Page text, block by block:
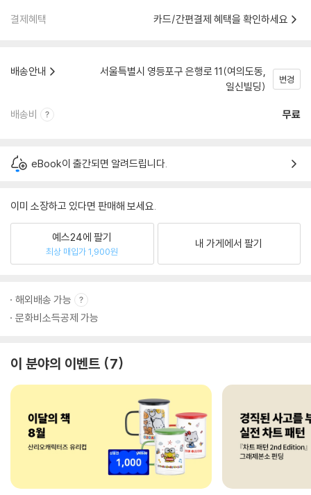
결제혜택 카드/간편결제 혜택을 확인하세요
배송안내
서울특별시 영등포구 은행로 11(여의도동,
일신빌딩)
변경
배송비 무료
eBook이 출간되면 알려드립니다.
이미 소장하고 있다면 판매해 보세요.
예스24에 팔기
최상 매입가 1,900원
내 가게에서 팔기
해외배송 가능
문화비소득공제 가능
이 분야의 이벤트 7